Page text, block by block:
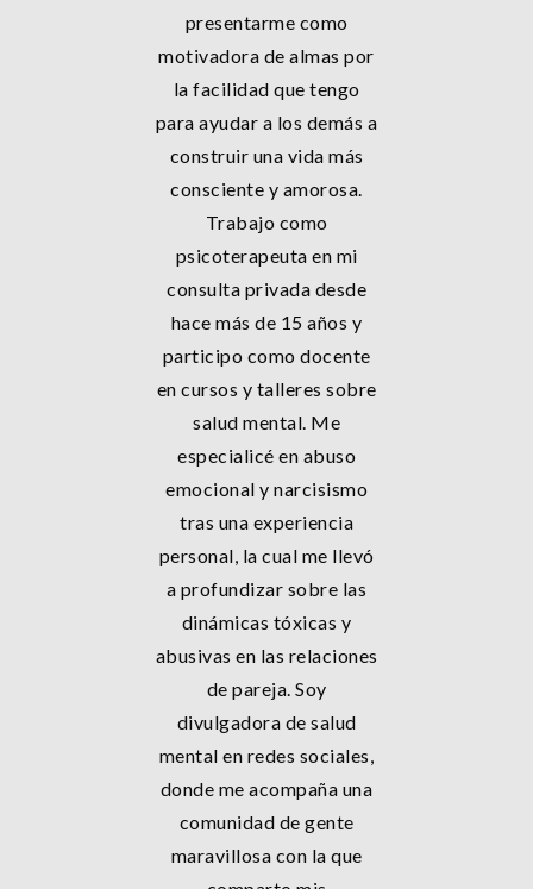
presentarme como
motivadora de almas por
la facilidad que tengo
para ayudar a los demás a
construir una vida más
consciente y amorosa.
Trabajo como
psicoterapeuta en mi
consulta privada desde
hace más de 15 años y
participo como docente
en cursos y talleres sobre
salud mental. Me
especialicé en abuso
emocional y narcisismo
tras una experiencia
personal, la cual me llevó
a profundizar sobre las
dinámicas tóxicas y
abusivas en las relaciones
de pareja. Soy
divulgadora de salud
mental en redes sociales,
donde me acompaña una
comunidad de gente
maravillosa con la que